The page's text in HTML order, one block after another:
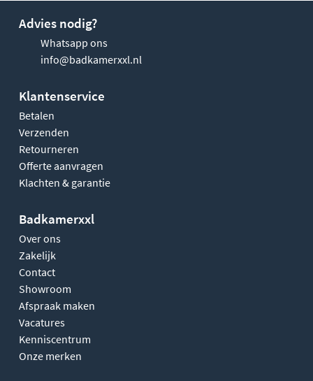
Advies nodig?
Whatsapp ons
info@badkamerxxl.nl
Klantenservice
Betalen
Verzenden
Retourneren
Offerte aanvragen
Klachten & garantie
Badkamerxxl
Over ons
Zakelijk
Contact
Showroom
Afspraak maken
Vacatures
Kenniscentrum
Onze merken